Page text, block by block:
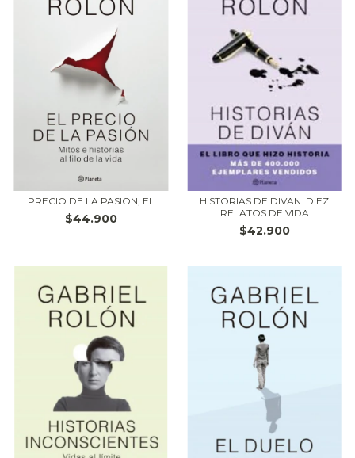
PRECIO DE LA PASION, EL
$44.900
HISTORIAS DE DIVAN. DIEZ
RELATOS DE VIDA
$42.900